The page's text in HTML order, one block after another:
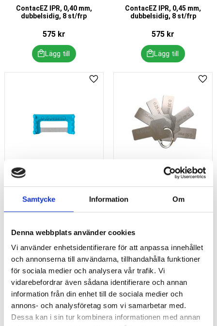
Samtycke Information Om
Denna webbplats använder cookies
Vi använder enhetsidentifierare för att anpassa innehållet
och annonserna till användarna, tillhandahålla funktioner
för sociala medier och analysera vår trafik. Vi
vidarebefordrar även sådana identifierare och annan
information från din enhet till de sociala medier och
annons- och analysföretag som vi samarbetar med.
Dessa kan i sin tur kombinera informationen med annan
ContacEZ IPR, 0,40 mm,
dubbelsidig, 8 st/frp
575kr
ContacEZ IPR, 0,45 mm,
dubbelsidig, 8 st/frp
575 kr
Lägg till i favoriter
Lägg till i favoriter